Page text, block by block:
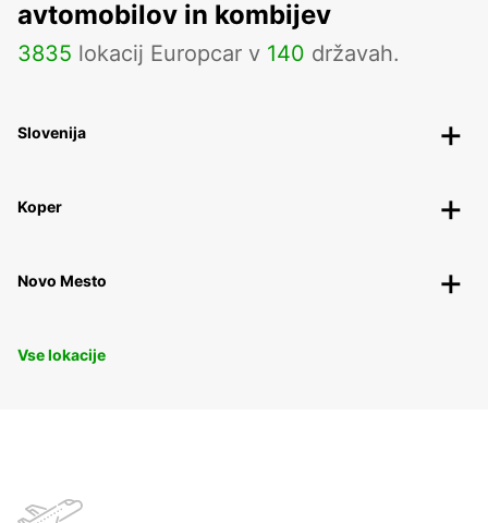
avtomobilov in kombijev
3835 lokacij Europcar v 140 državah.
Slovenija
Koper
Novo Mesto
Vse lokacije